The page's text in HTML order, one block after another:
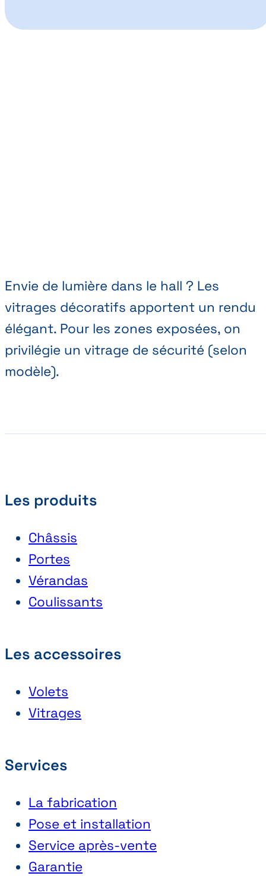
Envie de lumière dans le hall ? Les
vitrages décoratifs apportent un rendu
élégant. Pour les zones exposées, on
privilégie un vitrage de sécurité (selon
modèle).
Les produits
Châssis
Portes
Vérandas
Coulissants
Les accessoires
Volets
Vitrages
Services
La fabrication
Pose et installation
Service après-vente
Garantie